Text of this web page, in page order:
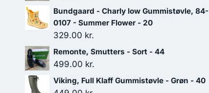
Bundgaard - Charly low Gummistøvle, 84-
0107 - Summer Flower - 20
329.00 kr.
Remonte, Smutters - Sort - 44
499.00 kr.
Viking, Full Klaff Gummistøvle - Grøn - 40